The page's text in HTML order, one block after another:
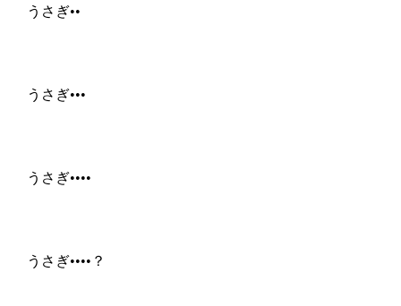
うさぎ••
うさぎ•••
うさぎ••••
うさぎ••••？